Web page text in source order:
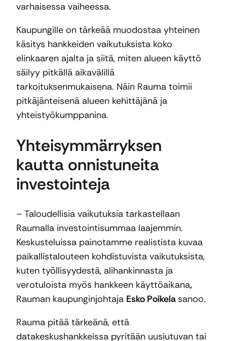
varhaisessa vaiheessa.
Kaupungille on tärkeää muodostaa yhteinen
käsitys hankkeiden vaikutuksista koko
elinkaaren ajalta ja siitä, miten alueen käyttö
säilyy pitkällä aikavälillä
tarkoituksenmukaisena. Näin Rauma toimii
pitkäjänteisenä alueen kehittäjänä ja
yhteistyökumppanina.
Yhteisymmärryksen
kautta onnistuneita
investointeja
– Taloudellisia vaikutuksia tarkastellaan
Raumalla investointisummaa laajemmin.
Keskusteluissa painotamme realistista kuvaa
paikallistalouteen kohdistuvista vaikutuksista,
kuten työllisyydestä, alihankinnasta ja
verotuloista myös hankkeen käyttöaikana,
Rauman kaupunginjohtaja Esko Poikelasanoo.
Rauma pitää tärkeänä, että
datakeskushankkeissa pyritään uusiutuvan tai